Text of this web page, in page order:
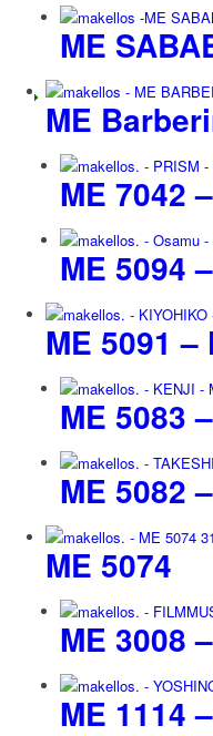
ME
ME
ME 7042
ME 5094
ME 5091
ME 5083
ME 5082
ME 5074
ME 3008
ME 1114